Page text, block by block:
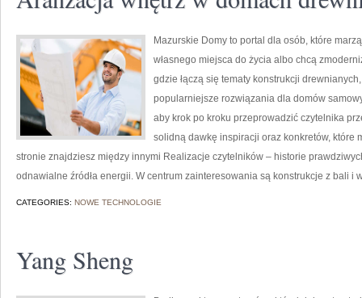
Mazurskie Domy to portal dla osób, które
własnego miejsca do życia albo chcą
gdzie łączą się tematy konstrukcji
popularniejsze rozwiązania dla domów
aby krok po kroku przeprowadzić czytelnika
solidną dawkę inspiracji oraz konkretów, które
stronie znajdziesz między innymi Realizacje czytelników – historie
odnawialne źródła energii. W centrum zainteresowania są konstrukcje z bali i
CATEGORIES: NOWE TECHNOLOGIE
Yang Sheng